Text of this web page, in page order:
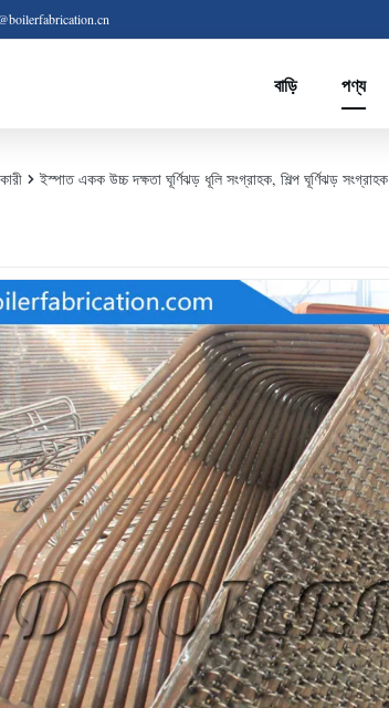
বাড়ি পণ্য
ইস্পাত একক উচ্চ দক্ষতা ঘূর্ণিঝড় ধূলি সংগ্রাহক, শিল্প ঘূর্ণিঝড় সংগ্রাহক